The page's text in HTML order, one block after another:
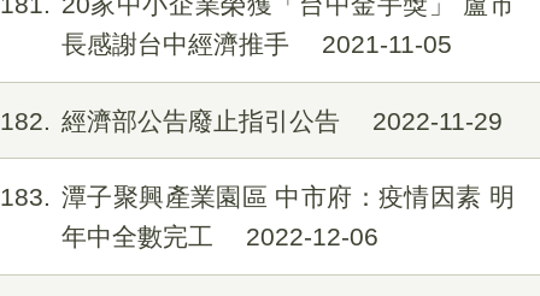
長感謝台中經濟推手
2021-11-05
182 經濟部公告廢止指引公告 2022-11-29
183
潭子聚興產業園區 中市府：疫情因素 明
年中全數完工
2022-12-06